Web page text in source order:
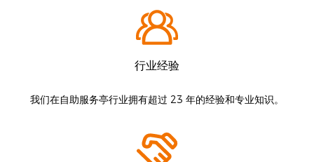
行业经验
我们在自助服务亭行业拥有超过 23 年的经验和专业知识。